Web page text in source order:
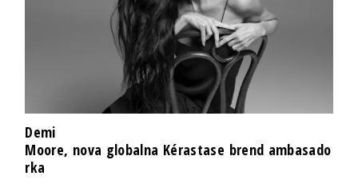
Demi
Moore, nova globalna Kérastase brend ambasado
rka